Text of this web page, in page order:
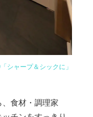
シャープ＆シックに」
食材・調理家